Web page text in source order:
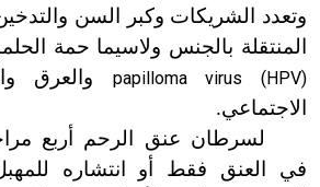
وتعدد الشريكات وكبر السن
المنتقلة بالجنس ولاسيما حمة
papilloma virus (HPV) والعرق
الاجتماعي.
لسرطان عنق الرحم أربع
في العنق فقط أو انتشاره للمهبل